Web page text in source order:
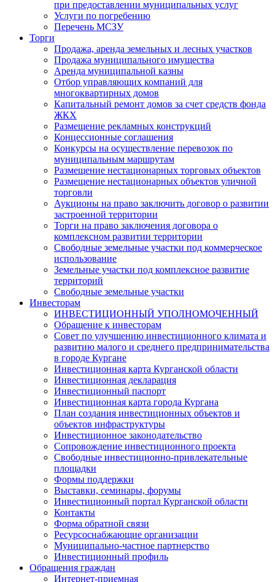
при предоставлении муниципальных услуг
Услуги по погребению
Перечень МСЗУ
Торги
Продажа, аренда земельных и лесных участков
Продажа муниципального имущества
Аренда муниципальной казны
Отбор управляющих компаний для
многоквартирных домов
Капитальный ремонт домов за счет средств фонда
ЖКХ
Размещение рекламных конструкций
Концессионные соглашения
Конкурсы на осуществление перевозок по
муниципальным маршрутам
Размещение нестационарных торговых объектов
Размещение нестационарных объектов уличной
торговли
Аукционы на право заключить договор о развитии
застроенной территории
Торги на право заключения договора о
комплексном развитии территории
Свободные земельные участки под коммерческое
использование
Земельные участки под комплексное развитие
территорий
Свободные земельные участки
Инвесторам
ИНВЕСТИЦИОННЫЙ УПОЛНОМОЧЕННЫЙ
Обращение к инвесторам
Совет по улучшению инвестиционного климата и
развитию малого и среднего предпринимательства
в городе Кургане
Инвестиционная карта Курганской области
Инвестиционная декларация
Инвестиционный паспорт
Инвестиционная карта города Кургана
План создания инвестиционных объектов и
объектов инфраструктуры
Инвестиционное законодательство
Сопровождение инвестиционного проекта
Свободные инвестиционно-привлекательные
площадки
Формы поддержки
Выставки, семинары, форумы
Инвестиционный портал Курганской области
Контакты
Форма обратной связи
Ресурсоснабжающие организации
Муниципально-частное партнерство
Инвестиционный профиль
Обращения граждан
Интернет-приемная